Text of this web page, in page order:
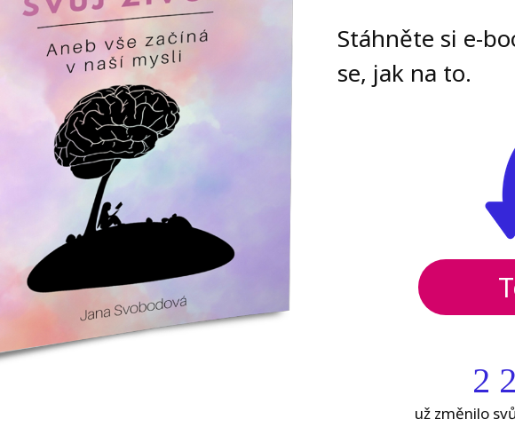
Stáhněte si e-
se, jak na to.
2
už změnilo